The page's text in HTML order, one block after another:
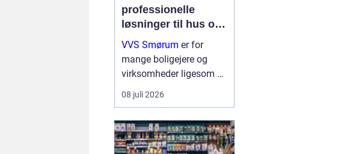
professionelle
løsninger til hus og
erhverv
VVS Smørum er for
mange boligejere og
virksomheder ligesom en
tryg livline, når vand,
varme eller afløb driller.
kun om rør og ventiler,
men om sikkerhed,
08 juli 2026